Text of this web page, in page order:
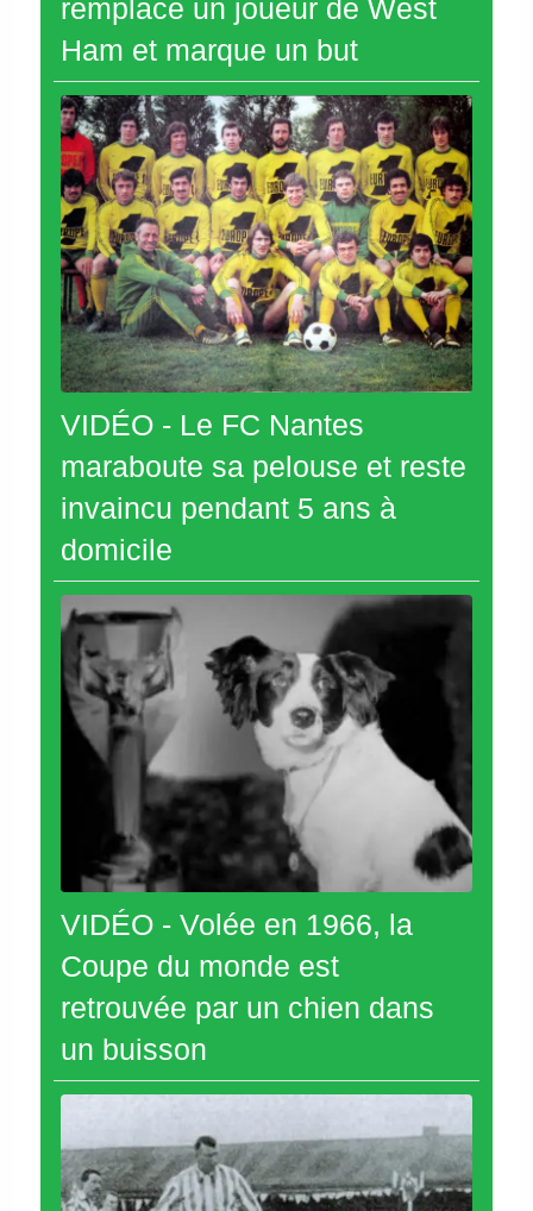
remplace un joueur de West
Ham et marque un but
VIDÉO - Le FC Nantes
maraboute sa pelouse et reste
invaincu pendant 5 ans à
domicile
VIDÉO - Volée en 1966, la
Coupe du monde est
retrouvée par un chien dans
un buisson